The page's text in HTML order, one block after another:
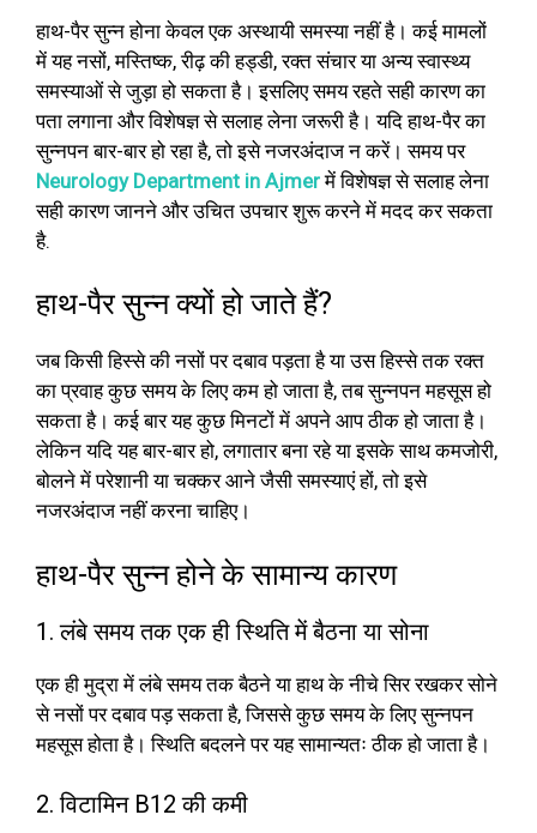
हाथ-पैर सुन्न होना केवल एक अस्थायी समस्या नहीं है। कई मामलों
में यह नसों, मस्तिष्क, रीढ़ की हड्डी, रक्त संचार या अन्य स्वास्थ्य
समस्याओं से जुड़ा हो सकता है। इसलिए समय रहते सही कारण का
पता लगाना और विशेषज्ञ से सलाह लेना जरूरी है। यदि हाथ-पैर का
सुन्नपन बार-बार हो रहा है, तो इसे नजरअंदाज न करें। समय पर
Neurology Department in Ajmerमें विशेषज्ञ से सलाह लेना
सही कारण जानने और उचित उपचार शुरू करने में मदद कर सकता
है.
हाथ-पैर सुन्न क्यों हो जाते हैं?
जब किसी हिस्से की नसों पर दबाव पड़ता है या उस हिस्से तक रक्त
का प्रवाह कुछ समय के लिए कम हो जाता है, तब सुन्नपन महसूस हो
सकता है। कई बार यह कुछ मिनटों में अपने आप ठीक हो जाता है।
लेकिन यदि यह बार-बार हो, लगातार बना रहे या इसके साथ कमजोरी,
बोलने में परेशानी या चक्कर आने जैसी समस्याएं हों, तो इसे
नजरअंदाज नहीं करना चाहिए।
हाथ-पैर सुन्न होने के सामान्य कारण
1. लंबे समय तक एक ही स्थिति में बैठना या सोना
एक ही मुद्रा में लंबे समय तक बैठने या हाथ के नीचे सिर रखकर सोने
से नसों पर दबाव पड़ सकता है, जिससे कुछ समय के लिए सुन्नपन
महसूस होता है। स्थिति बदलने पर यह सामान्यतः ठीक हो जाता है।
2. विटामिन B12 की कमी